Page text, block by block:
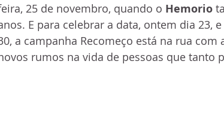
25 de novembro, quando o Hemorio
E para celebrar a data, ontem dia 23,
a campanha Recomeço está na rua
rumos na vida de pessoas que tanto